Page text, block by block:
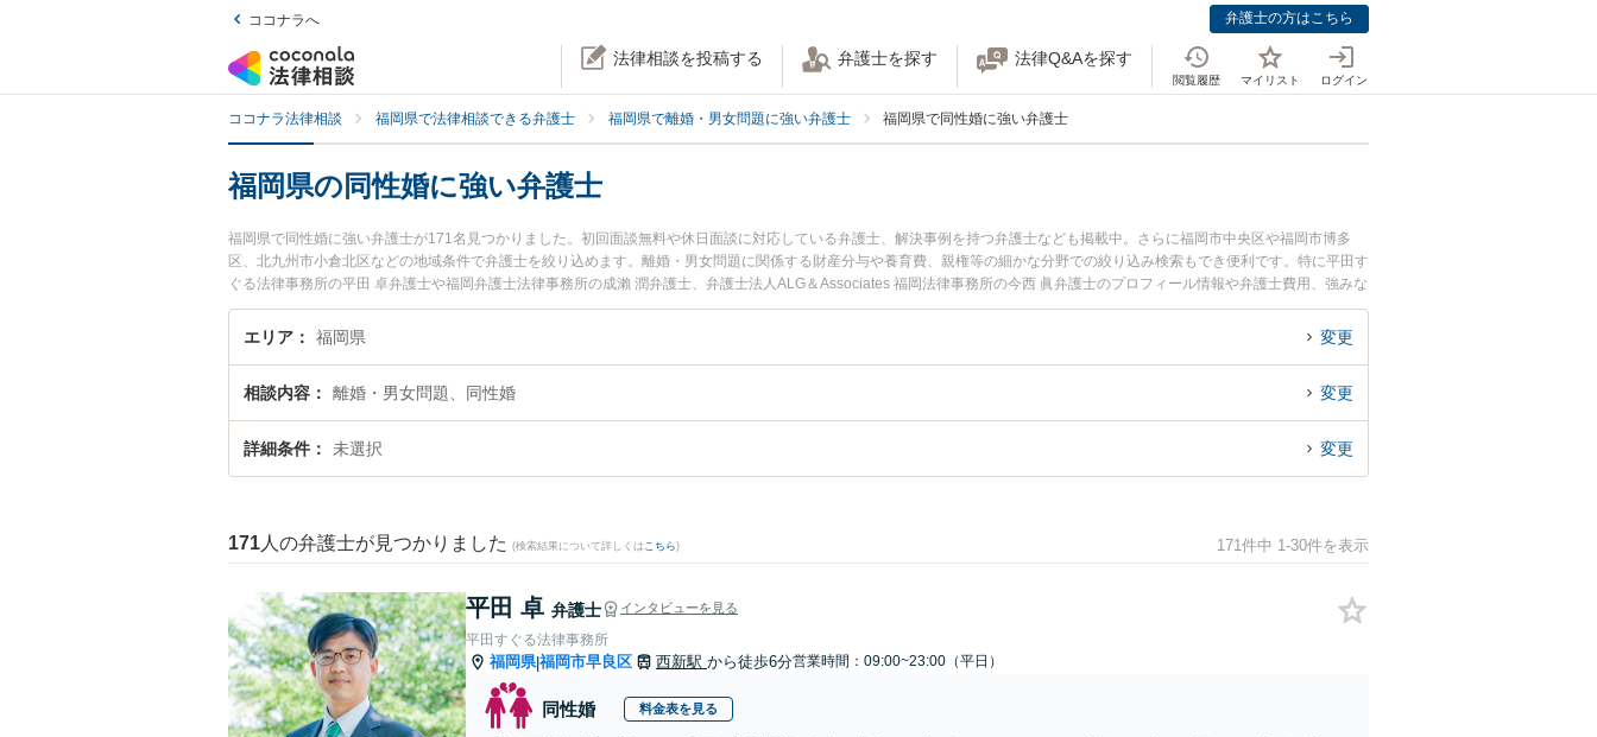
ココナラへ 弁護士の方はこちら
法律相談を投稿する 弁護士を探す 法律Q&Aを探す
閲覧履歴 マイリスト ログイン
ココナラ法律相談 福岡県で法律相談できる弁護士 福岡県で離婚・男女問題に強い弁護士 福岡県で同性婚に強い弁護士
福岡県の同性婚に強い弁護士
福岡県で同性婚に強い弁護士が171名見つかりました。初回面談無料や休日面談に対応している弁護士、解決事例を持つ弁護士なども掲載中。さらに福岡市中央区や福岡市博多
区、北九州市小倉北区などの地域条件で弁護士を絞り込めます。離婚・男女問題に関係する財産分与や養育費、親権等の細かな分野での絞り込み検索もでき便利です。特に平田す
ぐる法律事務所の平田 卓弁護士や福岡弁護士法律事務所の成瀨 潤弁護士、弁護士法人ALG＆Associates 福岡法律事務所の今西 眞弁護士のプロフィール情報や弁護士費用、強みな
どが注目されています。『福岡県で土日や夜間に発生した同性婚のトラブルを今すぐに弁護士に相談したい』『同性婚のトラブル解決の実績豊富な近くの弁護士を検索したい』
『初回相談無料で同性婚を法律相談できる福岡県内の弁護士に相談予約したい』などでお困りの相談者さんにおすすめです。
エリア 福岡県 変更
相談内容 離婚・男女問題、同性婚 変更
詳細条件 未選択 変更
171 人の弁護士が見つかりました (検索結果について詳しくは こちら) 171件中 1-30件を表示
平田 卓 弁護士 インタビューを見る
平田すぐる法律事務所
福岡県|福岡市早良区 西新駅 から徒歩6分営業時間：09:00~23:00（平日）
同性婚 料金表を見る